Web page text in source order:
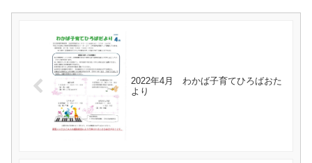
2022年4月 わかば子育てひろばおた
より